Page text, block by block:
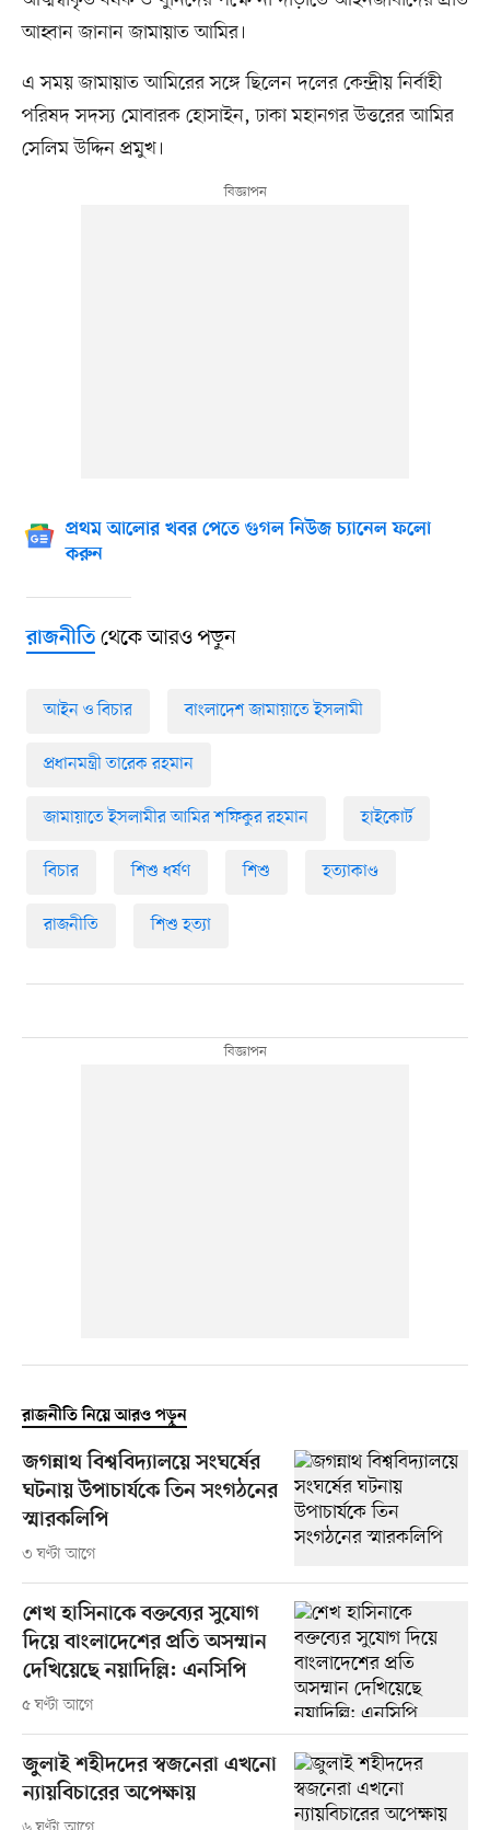
আহ্বান জানান জামায়াত আমির।
এ সময় জামায়াত আমিরের সঙ্গে ছিলেন দলের কেন্দ্রীয় নির্বাহী
পরিষদ সদস্য মোবারক হোসাইন, ঢাকা মহানগর উত্তরের আমির
সেলিম উদ্দিন প্রমুখ।
প্রথম আলোর খবর পেতে গুগল নিউজ চ্যানেল ফলো
করুন
রাজনীতিথেকে আরও পড়ুন
আইন ও বিচার বাংলাদেশ জামায়াতে ইসলামী
প্রধানমন্ত্রী তারেক রহমান
জামায়াতে ইসলামীর আমির শফিকুর রহমান হাইকোর্ট
বিচার শিশু ধর্ষণ শিশু হত্যাকাণ্ড
রাজনীতি শিশু হত্যা
রাজনীতি নিয়ে আরও পড়ুন
জগন্নাথ বিশ্ববিদ্যালয়ে সংঘর্ষের
ঘটনায় উপাচার্যকে তিন সংগঠনের
স্মারকলিপি
৩ ঘণ্টা আগে
শেখ হাসিনাকে বক্তব্যের সুযোগ
দিয়ে বাংলাদেশের প্রতি অসম্মান
দেখিয়েছে নয়াদিল্লি: এনসিপি
৫ ঘণ্টা আগে
জুলাই শহীদদের স্বজনেরা এখনো
ন্যায়বিচারের অপেক্ষায়